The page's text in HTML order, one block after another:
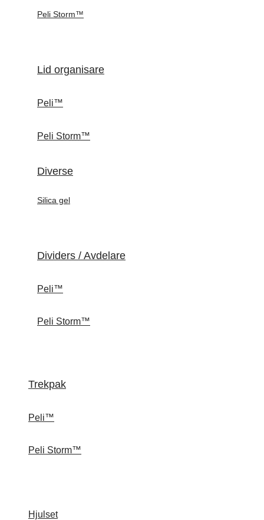
Peli Storm™
Lid organisare
Peli™
Peli Storm™
Diverse
Silica gel
Dividers / Avdelare
Peli™
Peli Storm™
Trekpak
Peli™
Peli Storm™
Hjulset